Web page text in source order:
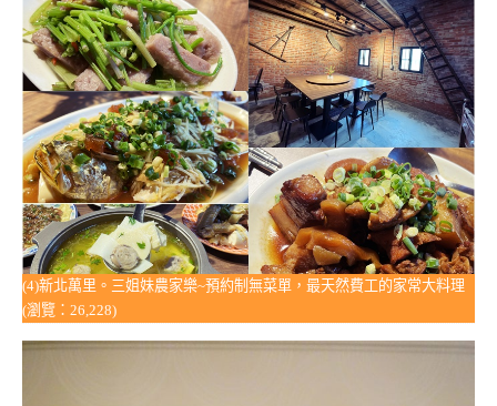
(4)新北萬里。三姐妹農家樂~預約制無菜單，最天然費工的家常大料理
(瀏覽：26,228)